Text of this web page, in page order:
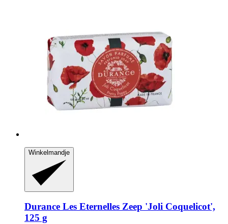
Winkelmandje
Durance Les Eternelles Zeep 'Joli Coquelicot',
125 g